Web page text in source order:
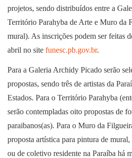
projetos, sendo distribuídos entre a
Território Parahyba de Arte e Muro da
mural). As inscrições podem ser feitas
abril no site funesc.pb.gov.br.
Para a Galeria Archidy Picado serão
propostas, sendo três de artistas da
Estados. Para o Território Parahyba
serão contempladas oito propostas de
paraibanos(as). Para o Muro da
proposta artística para pintura de
ou de coletivo residente na Paraíba há